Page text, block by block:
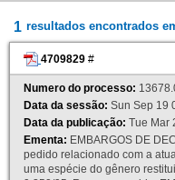
1 resultados encontrados
4709829 #
Numero do processo:
Data da sessão: Sun Sep 19
Data da publicação: Tue Mar
Ementa: EMBARGOS DE
pedido relacionado com a
uma espécie do gênero